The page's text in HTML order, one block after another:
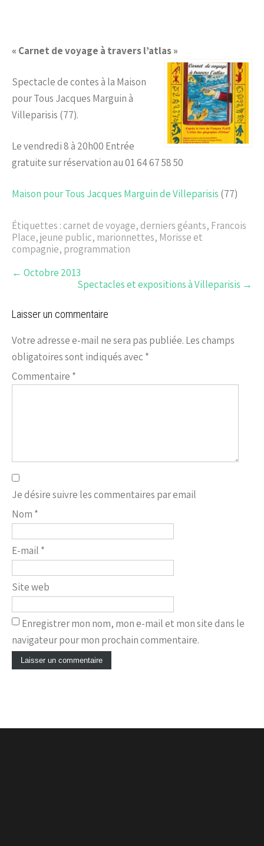
« Carnet de voyage à travers l’atlas »
Spectacle de contes à la Maison
pour Tous Jacques Marguin à
Villeparisis (77).
Le vendredi 8 à 20h00 Entrée
gratuite sur réservation au 01 64 67 58 50
Maison pour Tous Jacques Marguin de Villeparisis (77)
Étiquettes : carnet de voyage, derniers géants, Francois
Place,jeune public, marionnettes, Morisse et
compagnie, programmation
← Octobre 2013
Spectacles et expositions à Villeparisis →
Laisser un commentaire
Votre adresse e-mail ne sera pas publiée. Les champs
obligatoires sont indiqués avec *
Commentaire *
Je désire suivre les commentaires par email
Nom *
E-mail *
Site web
Enregistrer mon nom, mon e-mail et mon site dans le
navigateur pour mon prochain commentaire.